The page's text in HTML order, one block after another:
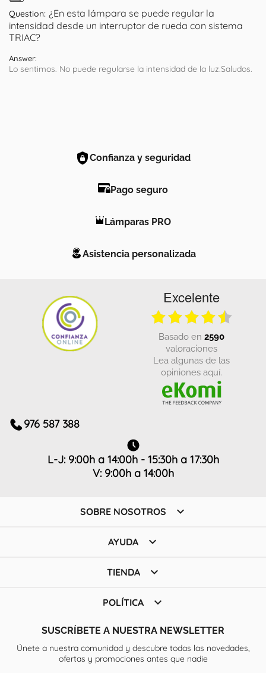
Question: ¿En esta lámpara se puede regular la
intensidad desde un interruptor de rueda con sistema
TRIAC?
Answer:
Lo sentimos. No puede regularse la intensidad de la luz.Saludos.
Confianza y seguridad
Pago seguro
Lámparas PRO
Asistencia personalizada
Excelente
basado en 2590
valoraciones
Lea algunas de las
opiniones aquí.
976 587 388
L-J: 9:00h a 14:00h - 15:30h a 17:30h
V: 9:00h a 14:00h
SOBRE NOSOTROS 
AYUDA 
TIENDA 
POLÍTICA 
SUSCRÍBETE A NUESTRA NEWSLETTER
Únete a nuestra comunidad y descubre todas las novedades,
ofertas y promociones antes que nadie